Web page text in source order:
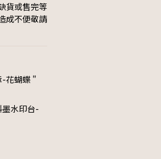
貨或售完等
成不便敬請
-花蝴蝶 "
水印台-